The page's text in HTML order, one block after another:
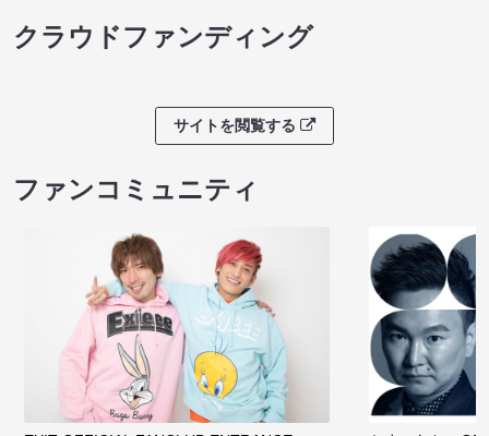
クラウドファンディング
サイトを閲覧する
ファンコミュニティ